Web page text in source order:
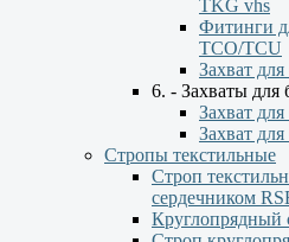
TKG vhs
Фитинги
TCO/TCU
Захват
6. - Захваты для
Захват
Захват
Стропы текстильные
Строп
сердечником
Круглопрядный